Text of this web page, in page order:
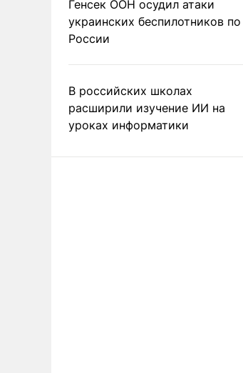
Генсек ООН осудил атаки
украинских беспилотников по
России
В российских школах
расширили изучение ИИ на
уроках информатики